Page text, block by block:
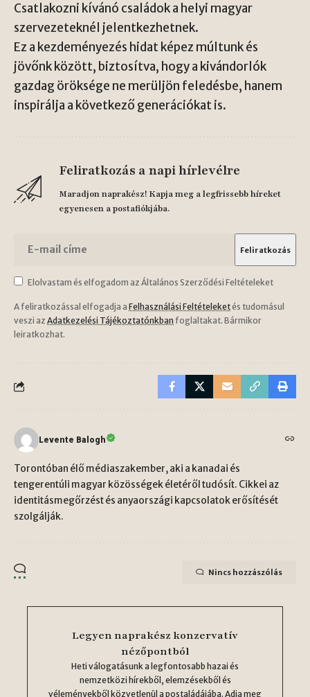
Csatlakozni kívánó családok a helyi magyar
szervezeteknél jelentkezhetnek.
Ez a kezdeményezés hidat képez múltunk és
jövőnk között, biztosítva, hogy a kivándorlók
gazdag öröksége ne merüljön feledésbe, hanem
inspirálja a következő generációkat is.
Feliratkozás a napi hírlevélre
Maradjon naprakész! Kapja meg a legfrissebb híreket
egyenesen a postafiókjába.
Elolvastam és elfogadom az Általános Szerződési Feltételeket
A feliratkozással elfogadja a Felhasználási Feltételeketés tudomásul
veszi az Adatkezelési Tájékoztatónkban foglaltakat. Bármikor
leiratkozhat.
Levente Balogh
Torontóban élő médiaszakember, aki a kanadai és
tengerentúli magyar közösségek életéről tudósít. Cikkei az
identitásmegőrzést és anyaországi kapcsolatok erősítését
szolgálják.
Nincs hozzászólás
Legyen naprakész konzervatív
nézőpontból
Heti válogatásunk a legfontosabb hazai és
nemzetközi hírekből, elemzésekből és
véleményekből közvetlenül a postaládájába. Adja meg